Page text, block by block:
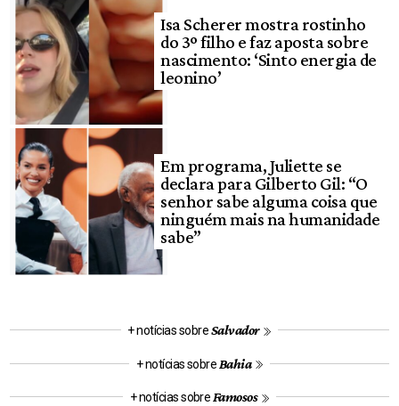
Isa Scherer mostra rostinho
do 3º filho e faz aposta sobre
nascimento: ‘Sinto energia de
leonino’
Em programa, Juliette se
declara para Gilberto Gil: “O
senhor sabe alguma coisa que
ninguém mais na humanidade
sabe”
+ notícias sobreSalvador
+ notícias sobre Bahia
+ notícias sobreFamosos